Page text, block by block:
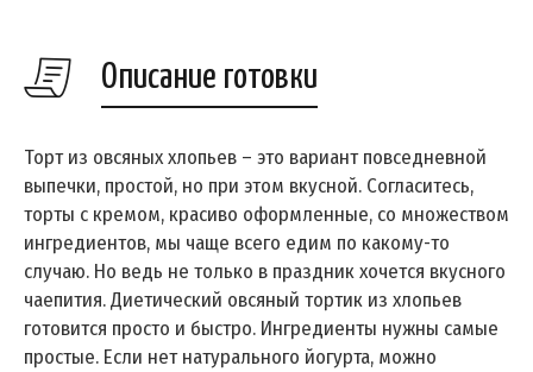
Описание готовки
Торт из овсяных хлопьев – это вариант повседневной
выпечки, простой, но при этом вкусной. Согласитесь,
торты с кремом, красиво оформленные, со множеством
ингредиентов, мы чаще всего едим по какому-то
случаю. Но ведь не только в праздник хочется вкусного
чаепития. Диетический овсяный тортик из хлопьев
готовится просто и быстро. Ингредиенты нужны самые
простые. Если нет натурального йогурта, можно